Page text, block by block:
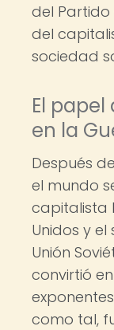
del
del
sociedad
El
en la
Después
el mundo
capitalista
Unidos y
Unión
convirtió
como tal,